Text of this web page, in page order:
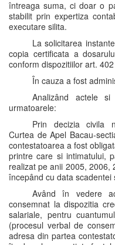
întreaga suma, ci doar o
stabilit prin expertiza
executare silita.
La solicitarea
copia certificata a
conform dispozitiilor art.
În cauza a fost
Analizând actele
urmatoarele:
Prin decizia civila
Curtea de Apel Bacau-
contestatoarea a fost
printre care si intimatului,
realizat pe anii 2005, 2006,
începând cu data
Având în vedere
consemnat la dispozitia
salariale, pentru
(procesul verbal de
adresa din partea